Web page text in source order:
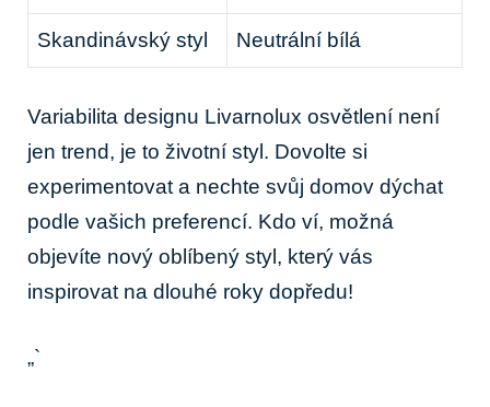
Skandinávský styl Neutrální bílá
Variabilita designu⁢ Livarnolux osvětlení⁣ není
jen ⁢trend, je to​ životní styl. ‌Dovolte si
experimentovat a nechte ⁤svůj ⁤domov dýchat
podle vašich ​preferencí. Kdo ví, ⁣možná
objevíte nový oblíbený styl, který‌ vás
inspirovat na dlouhé roky dopředu!
„`